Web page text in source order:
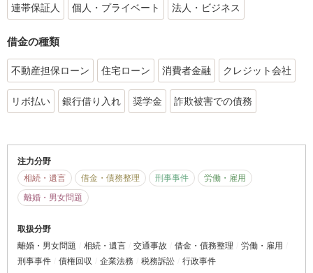
連帯保証人 個人・プライベート 法人・ビジネス
借金の種類
不動産担保ローン 住宅ローン 消費者金融 クレジット会社
リボ払い 銀行借り入れ 奨学金 詐欺被害での債務
注力分野
相続・遺言
借金・債務整理 刑事事件
労働・雇用
離婚・男女問題
取扱分野
離婚・男女問題
相続・遺言 交通事故 借金・債務整理
労働・雇用
刑事事件
債権回収 企業法務 税務訴訟 行政事件